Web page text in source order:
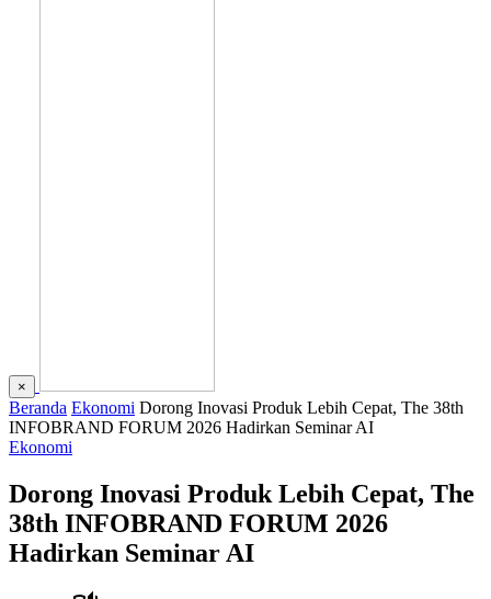
×
Beranda Ekonomi Dorong Inovasi Produk Lebih Cepat, The 38th
INFOBRAND FORUM 2026 Hadirkan Seminar AI
Ekonomi
Dorong Inovasi Produk Lebih Cepat, The
38th INFOBRAND FORUM 2026
Hadirkan Seminar AI